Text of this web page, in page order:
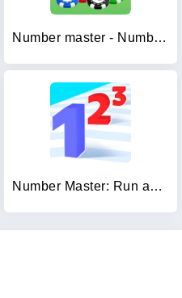
Number master - Number puzzle
Number Master: Run and merge